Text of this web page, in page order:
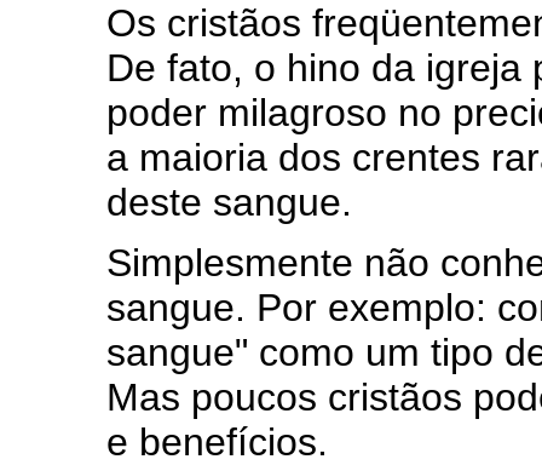
Os cristãos
De fato, o hino da igreja
poder milagroso no
a maioria dos crentes
deste sangue.
Simplesmente não
sangue. Por exemplo:
sangue" como um tipo
Mas poucos cristãos
e benefícios.